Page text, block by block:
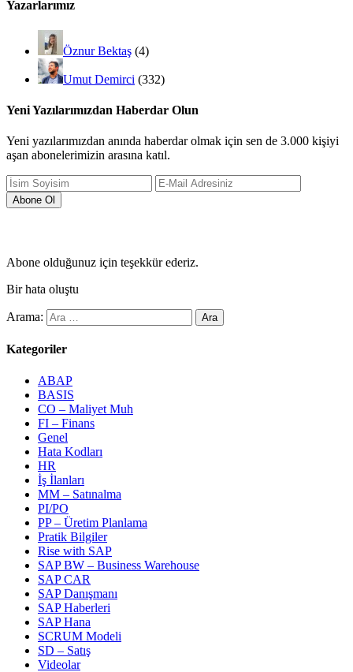
Yazarlarımız
Öznur Bektaş (4)
Umut Demirci (332)
Yeni Yazılarımızdan Haberdar Olun
Yeni yazılarımızdan anında haberdar olmak için sen de 3.000 kişiyi
aşan abonelerimizin arasına katıl.
Abone olduğunuz için teşekkür ederiz.
Bir hata oluştu
Arama:
Kategoriler
ABAP
BASIS
CO – Maliyet Muh
FI – Finans
Genel
Hata Kodları
HR
İş İlanları
MM – Satınalma
PI/PO
PP – Üretim Planlama
Pratik Bilgiler
Rise with SAP
SAP BW – Business Warehouse
SAP CAR
SAP Danışmanı
SAP Haberleri
SAP Hana
SCRUM Modeli
SD – Satış
Videolar